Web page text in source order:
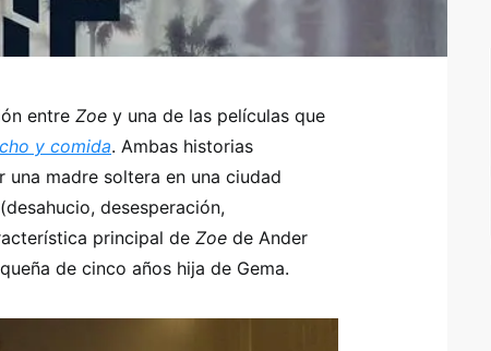
entre Zoe y una de las películas que
y comida. Ambas historias
madre soltera en una ciudad
desesperación,
principal de Zoe de Ander
de cinco años hija de Gema.